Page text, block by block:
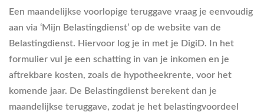
Een maandelijkse voorlopige teruggave vraag je eenvoudig
aan via ‘Mijn Belastingdienst’ op de website van de
Belastingdienst. Hiervoor log je in met je DigiD. In het
formulier vul je een schatting in van je inkomen en je
aftrekbare kosten, zoals de hypotheekrente, voor het
komende jaar. De Belastingdienst berekent dan je
maandelijkse teruggave, zodat je het belastingvoordeel